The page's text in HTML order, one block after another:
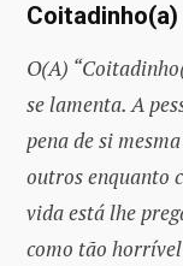
O(A)
se lamenta. A
pena de si
outros enquanto
vida está lhe
como tão horrível